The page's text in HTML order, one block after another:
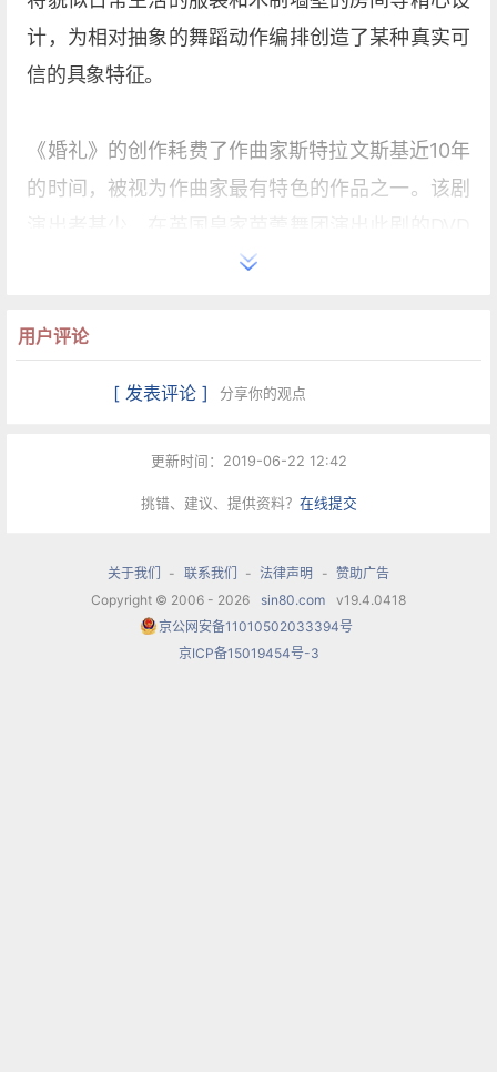
计，为相对抽象的舞蹈动作编排创造了某种真实可
信的具象特征。
《婚礼》的创作耗费了作曲家斯特拉文斯基近10年
的时间，被视为作曲家最有特色的作品之一。该剧
发行之前，世界上公开出售的几乎只有巴黎歌剧院
团此片采用了原始编导尼金斯卡亲授的原始版本，
《 婚禮》Les Noces
作曲家在樸質的音樂中加入了獨唱和合唱，幾乎就
是由最簡單原始的俄羅斯民歌衍化出來的；舞劇的
用户评论
[ 发表评论 ] 分享你的观点
更新时间：2019-06-22 12:42
挑错、建议、提供资料？ 在线提交
关于我们 - 联系我们 - 法律声明 - 赞助广告
Copyright © 2006 - 2026
sin80.com
v19.4.0418
京公网安备11010502033394号
京ICP备15019454号-3